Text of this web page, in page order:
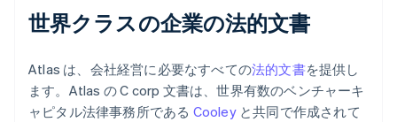
世界クラスの企業の法的文書
Atlas は、会社経営に必要なすべての法的文書を提供し
ます。Atlas の C corp 文書は、世界有数のベンチャーキ
ャピタル法律事務所である Cooleyと共同で作成されて